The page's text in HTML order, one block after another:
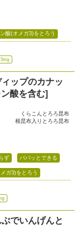
酸(オメガ3)をとろう
ップのカナッ
酸を含む]
くらこんとろろ昆布
根昆布入りとろろ昆布
ず パパッとできる
ガ3)をとろう
でいんげんと